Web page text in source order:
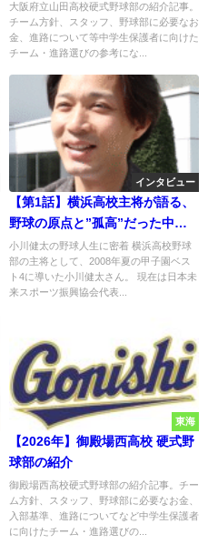
大阪府立山田高校硬式野球部の紹介記事。
チーム方針、スタッフ、野球部に必要なお
金、進路について等中学生保護者に向けた
チーム・進路選びの参考にな...
インタビュー
【第1話】横浜高校主将が語る、
野球の原点と”孤高”だった中学
時代
小川健太の野球人生に密着 横浜高校野球
部の主将として、2008年夏の甲子園ベス
ト4に導いた小川健太さん。 現在は日本未
来スポーツ振興協会代表...
東海
【2026年】御殿場西高校 硬式野
球部の紹介
御殿場西高校硬式野球部の紹介記事。チー
ム方針、スタッフ、野球部に必要なお金、
入部基準、進路についてなど中学生保護者
に向けたチーム・進路選びの...